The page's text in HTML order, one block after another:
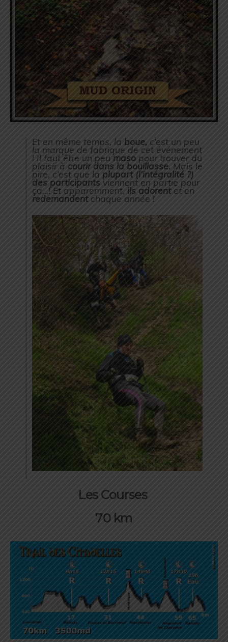
Et en même temps, la boue, c’est un peu
la marque de fabrique de cet événement
! Il faut être un peu maso pour trouver du
plaisir à courir dans la bouillasse. Mais le
pire, c’est que la plupart (l’intégralité ?)
des participants viennent en partie pour
ça…! Et apparemment, ils adorentet en
redemandent chaque année !
Les Courses
70 km